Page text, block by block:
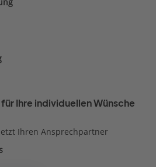
Ihre individuellen Wünsche
Ihren Ansprechpartner